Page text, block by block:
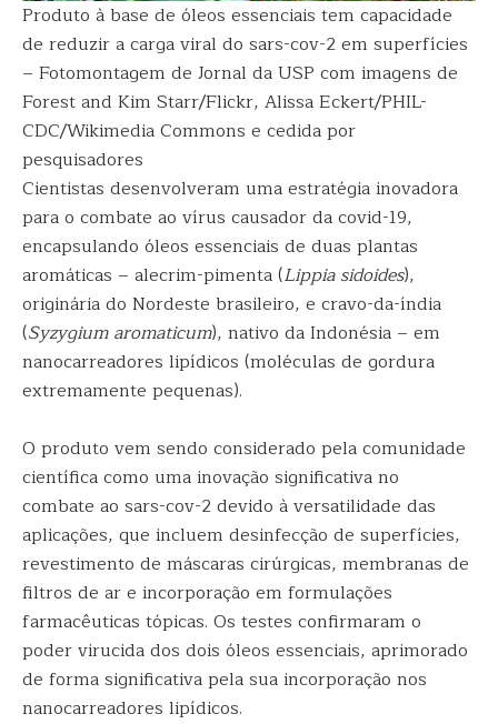
Produto à base de óleos essenciais tem capacidade
de reduzir a carga viral do sars-cov-2 em superfícies
– Fotomontagem de Jornal da USP com imagens de
Forest and Kim Starr/Flickr, Alissa Eckert/PHIL-
CDC/Wikimedia Commons e cedida por
pesquisadores
Cientistas desenvolveram uma estratégia inovadora
para o combate ao vírus causador da covid-19,
encapsulando óleos essenciais de duas plantas
aromáticas – alecrim-pimenta (Lippia sidoides),
originária do Nordeste brasileiro, e cravo-da-índia
(Syzygium aromaticum), nativo da Indonésia – em
nanocarreadores lipídicos (moléculas de gordura
extremamente pequenas).
O produto vem sendo considerado pela comunidade
científica como uma inovação significativa no
combate ao sars-cov-2 devido à versatilidade das
aplicações, que incluem desinfecção de superfícies,
revestimento de máscaras cirúrgicas, membranas de
filtros de ar e incorporação em formulações
farmacêuticas tópicas. Os testes confirmaram o
poder virucida dos dois óleos essenciais, aprimorado
de forma significativa pela sua incorporação nos
nanocarreadores lipídicos.